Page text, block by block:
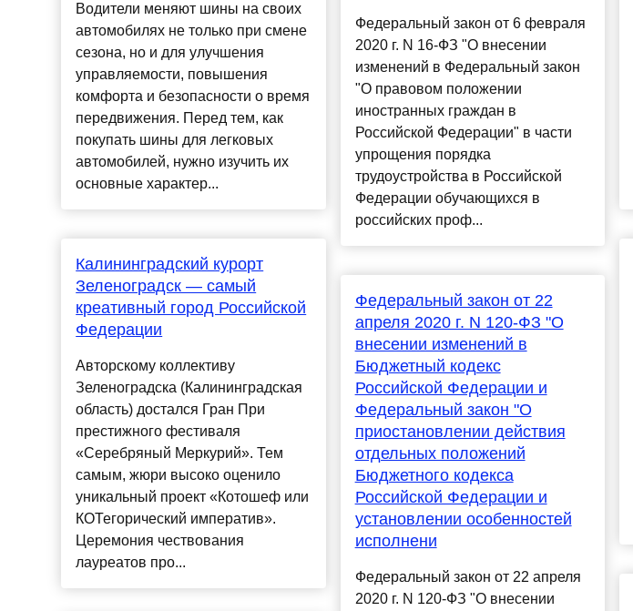
Водители меняют шины на своих
автомобилях не только при смене
сезона, но и для улучшения
управляемости, повышения
комфорта и безопасности о время
передвижения. Перед тем, как
покупать шины для легковых
автомобилей, нужно изучить их
основные характер...
Калининградский курорт
Зеленоградск — самый
креативный город Российской
Федерации
Авторскому коллективу
Зеленоградска (Калининградская
область) достался Гран При
престижного фестиваля
«Серебряный Меркурий». Тем
самым, жюри высоко оценило
уникальный проект «Котошеф или
КОТегорический императив».
Церемония чествования
лауреатов про...
Федеральный закон от 6 февраля
2020 г. N 16-ФЗ "О внесении
изменений в Федеральный закон
"О правовом положении
иностранных граждан в
Российской Федерации" в части
упрощения порядка
трудоустройства в Российской
Федерации обучающихся в
российских проф...
Федеральный закон от 22
апреля 2020 г. N 120-ФЗ "О
внесении изменений в
Бюджетный кодекс
Российской Федерации и
Федеральный закон "О
приостановлении действия
отдельных положений
Бюджетного кодекса
Российской Федерации и
установлении особенностей
исполнени
Федеральный закон от 22 апреля
2020 г. N 120-ФЗ "О внесении